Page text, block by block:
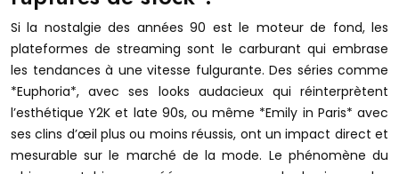
Si la nostalgie des années 90 est le moteur de fond, les
plateformes de streaming sont le carburant qui embrase
les tendances à une vitesse fulgurante. Des séries comme
*Euphoria*, avec ses looks audacieux qui réinterprètent
l’esthétique Y2K et late 90s, ou même *Emily in Paris* avec
ses clins d’œil plus ou moins réussis, ont un impact direct et
mesurable sur le marché de la mode. Le phénomène du